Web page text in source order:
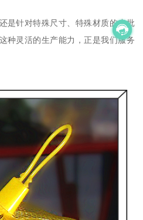
是针对特殊尺寸、特殊材质的小批
种灵活的生产能力，正是我们服务